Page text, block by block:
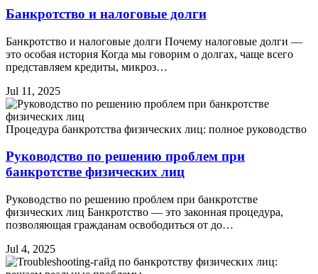
Банкротство и налоговые долги
Банкротство и налоговые долги Почему налоговые долги —
это особая история Когда мы говорим о долгах, чаще всего
представляем кредиты, микроз…
Jul 11, 2025
Процедура банкротства физических лиц: полное руководство
Руководство по решению проблем при
банкротстве физических лиц
Руководство по решению проблем при банкротстве
физических лиц Банкротство — это законная процедура,
позволяющая гражданам освободиться от до…
Jul 4, 2025